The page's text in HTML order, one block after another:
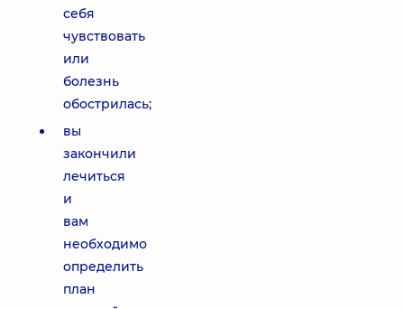
себя
чувствовать
или
болезнь
обострилась;
вы
закончили
лечиться
и
вам
необходимо
определить
план